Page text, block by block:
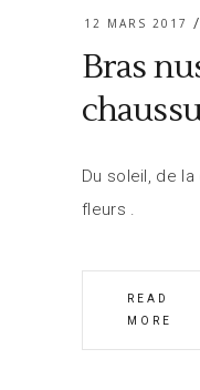
12 MARS 2017
Bras
Du soleil, de
fleurs
READ
MORE